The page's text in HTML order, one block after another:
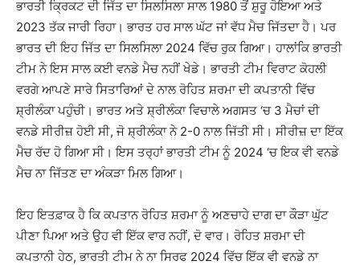
ਭਾਰਤੀ ਕ੍ਰਿਕਟ ਦੀ ਜਿੱਤ ਦਾ ਸਿਲਸਿਲਾ ਸਾਲ 1980 ਤੋਂ ਸ਼ੁਰੂ ਹੋਇਆ ਅਤੇ
2023 ਤੱਕ ਜਾਰੀ ਰਿਹਾ। ਭਾਰਤ ਹਰ ਸਾਲ ਘੱਟ ਜਾਂ ਵੱਧ ਮੈਚ ਜਿੱਤਦਾ ਹੈ। ਪਰ
ਭਾਰਤ ਦੀ ਇਹ ਜਿੱਤ ਦਾ ਸਿਲਸਿਲਾ 2024 ਵਿੱਚ ਰੁਕ ਗਿਆ। ਹਾਲਾਂਕਿ ਭਾਰਤੀ
ਟੀਮ ਨੇ ਇਸ ਸਾਲ ਕਈ ਵਨਡੇ ਮੈਚ ਨਹੀਂ ਖੇਡੇ। ਭਾਰਤੀ ਟੀਮ ਵਿਰਾਟ ਕੋਹਲੀ
ਵਰਗੇ ਆਪਣੇ ਸਾਰੇ ਸਿਤਾਰਿਆਂ ਦੇ ਨਾਲ ਰੋਹਿਤ ਸ਼ਰਮਾ ਦੀ ਕਪਤਾਨੀ ਵਿੱਚ
ਸ਼੍ਰੀਲੰਕਾ ਪਹੁੰਚੀ। ਭਾਰਤ ਅਤੇ ਸ਼੍ਰੀਲੰਕਾ ਵਿਚਾਲੇ ਅਗਸਤ ‘ਚ 3 ਮੈਚਾਂ ਦੀ
ਵਨਡੇ ਸੀਰੀਜ਼ ਹੋਈ ਸੀ, ਜੋ ਸ਼੍ਰੀਲੰਕਾ ਨੇ 2-0 ਨਾਲ ਜਿੱਤੀ ਸੀ। ਸੀਰੀਜ਼ ਦਾ ਇੱਕ
ਮੈਚ ਰੱਦ ਹੋ ਗਿਆ ਸੀ। ਇਸ ਤਰ੍ਹਾਂ ਭਾਰਤੀ ਟੀਮ ਨੂੰ 2024 ‘ਚ ਇਕ ਵੀ ਵਨਡੇ
ਮੈਚ ਨਾ ਜਿੱਤਣ ਦਾ ਅੰਕੜਾ ਮਿਲ ਗਿਆ।
ਇਹ ਇਤਫ਼ਾਕ ਹੈ ਕਿ ਕਪਤਾਨ ਰੋਹਿਤ ਸ਼ਰਮਾ ਨੂੰ ਅਣਚਾਹੇ ਦਾਗ ਦਾ ਕੌੜਾ ਘੁੱਟ
ਪੀਣਾ ਪਿਆ ਅਤੇ ਉਹ ਵੀ ਇੱਕ ਵਾਰ ਨਹੀਂ, ਦੋ ਵਾਰ। ਰੋਹਿਤ ਸ਼ਰਮਾ ਦੀ
ਕਪਤਾਨੀ ਹੇਠ, ਭਾਰਤੀ ਟੀਮ ਨੇ ਨਾ ਸਿਰਫ 2024 ਵਿੱਚ ਇੱਕ ਵੀ ਵਨਡੇ ਨਾ